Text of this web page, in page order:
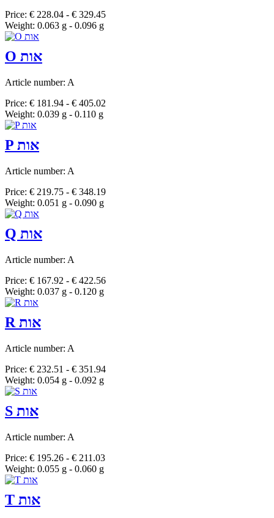
Price: € 228.04 - € 329.45
Weight: 0.063 g - 0.096 g
O אות
Article number: A
Price: € 181.94 - € 405.02
Weight: 0.039 g - 0.110 g
P אות
Article number: A
Price: € 219.75 - € 348.19
Weight: 0.051 g - 0.090 g
Q אות
Article number: A
Price: € 167.92 - € 422.56
Weight: 0.037 g - 0.120 g
R אות
Article number: A
Price: € 232.51 - € 351.94
Weight: 0.054 g - 0.092 g
S אות
Article number: A
Price: € 195.26 - € 211.03
Weight: 0.055 g - 0.060 g
T אות